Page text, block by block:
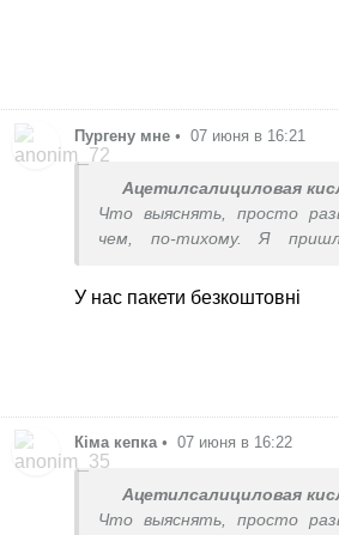
Пургену мне • 07 июня в 16:21
Ацетилсалициловая
Что выяснять, просто
чем, по-тихому. Я
У нас пакети безкоштовні
Кіма кепка • 07 июня в 16:22
Ацетилсалициловая
Что выяснять, просто